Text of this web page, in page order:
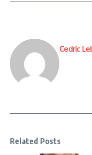
Cedric
Related Posts